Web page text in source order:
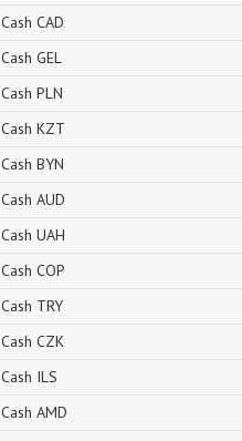
Cash CAD
Cash GEL
Cash PLN
Cash KZT
Cash BYN
Cash AUD
Cash UAH
Cash COP
Cash TRY
Cash CZK
Cash ILS
Cash AMD